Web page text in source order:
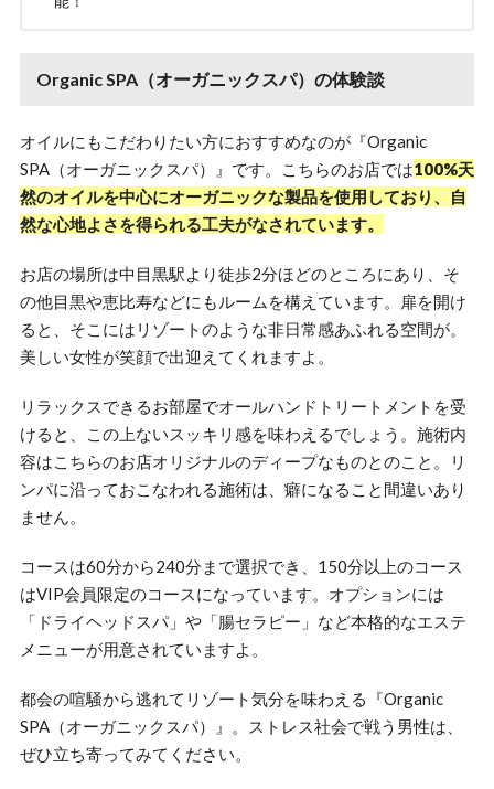
Organic SPA（オーガニックスパ）の体験談
オイルにもこだわりたい方におすすめなのが『Organic
SPA（オーガニックスパ）』です。こちらのお店では100%天
然のオイルを中心にオーガニックな製品を使用しており、自
然な心地よさを得られる工夫がなされています。
お店の場所は中目黒駅より徒歩2分ほどのところにあり、そ
の他目黒や恵比寿などにもルームを構えています。扉を開け
ると、そこにはリゾートのような非日常感あふれる空間が。
美しい女性が笑顔で出迎えてくれますよ。
リラックスできるお部屋でオールハンドトリートメントを受
けると、この上ないスッキリ感を味わえるでしょう。施術内
容はこちらのお店オリジナルのディープなものとのこと。リ
ンパに沿っておこなわれる施術は、癖になること間違いあり
ません。
コースは60分から240分まで選択でき、150分以上のコース
はVIP会員限定のコースになっています。オプションには
「ドライヘッドスパ」や「腸セラピー」など本格的なエステ
メニューが用意されていますよ。
都会の喧騒から逃れてリゾート気分を味わえる『Organic
SPA（オーガニックスパ）』。ストレス社会で戦う男性は、
ぜひ立ち寄ってみてください。